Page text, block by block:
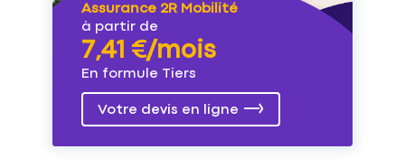
Assurance 2R Mobilité
à partir de
7,41 €/mois
En formule Tiers
Votre devis en ligne